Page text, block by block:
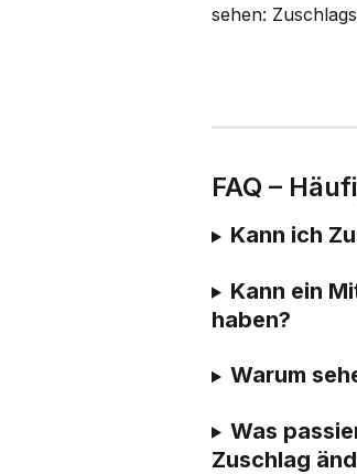
sehen:
FAQ –
Kann ich
Kann ein
haben?
Warum
Was
Zuschlag